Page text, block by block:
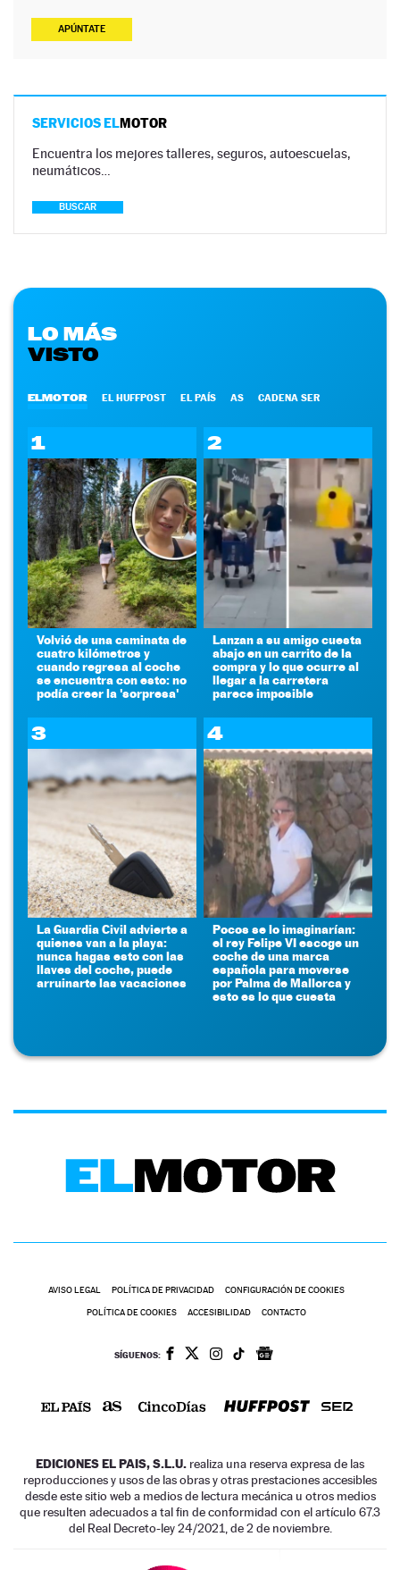
APÚNTATE
SERVICIOS ELMOTOR
Encuentra los mejores talleres, seguros, autoescuelas,
neumáticos…
BUSCAR
LO MÁS
VISTO
ELMOTOR EL HUFFPOST EL PAÍS AS CADENA SER
1
Volvió de una caminata de
cuatro kilómetros y
cuando regresa al coche
se encuentra con esto: no
podía creer la 'sorpresa'
2
Lanzan a su amigo cuesta
abajo en un carrito de la
compra y lo que ocurre al
llegar a la carretera
parece imposible
3
La Guardia Civil advierte a
quienes van a la playa:
nunca hagas esto con las
llaves del coche, puede
arruinarte las vacaciones
4
Pocos se lo imaginarían:
el rey Felipe VI escoge un
coche de una marca
española para moverse
por Palma de Mallorca y
esto es lo que cuesta
AVISO LEGAL POLÍTICA DE PRIVACIDAD CONFIGURACIÓN DE COOKIES
POLÍTICA DE COOKIES ACCESIBILIDAD CONTACTO
SÍGUENOS:
EDICIONES EL PAIS, S.L.U. realiza una reserva expresa de las
reproducciones y usos de las obras y otras prestaciones accesibles
desde este sitio web a medios de lectura mecánica u otros medios
que resulten adecuados a tal fin de conformidad con el artículo 67.3
del Real Decreto-ley 24/2021, de 2 de noviembre.